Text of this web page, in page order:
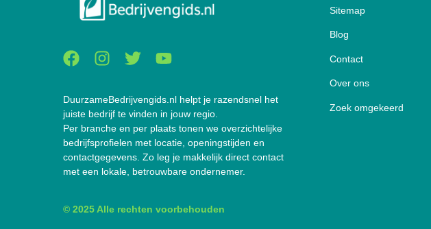
DuurzameBedrijvengids.nl helpt je razendsnel het
juiste bedrijf te vinden in jouw regio.
Per branche en per plaats tonen we overzichtelijke
bedrijfsprofielen met locatie, openingstijden en
contactgegevens. Zo leg je makkelijk direct contact
met een lokale, betrouwbare ondernemer.
© 2025 Alle rechten voorbehouden
Sitemap
Blog
Contact
Over ons
Zoek omgekeerd